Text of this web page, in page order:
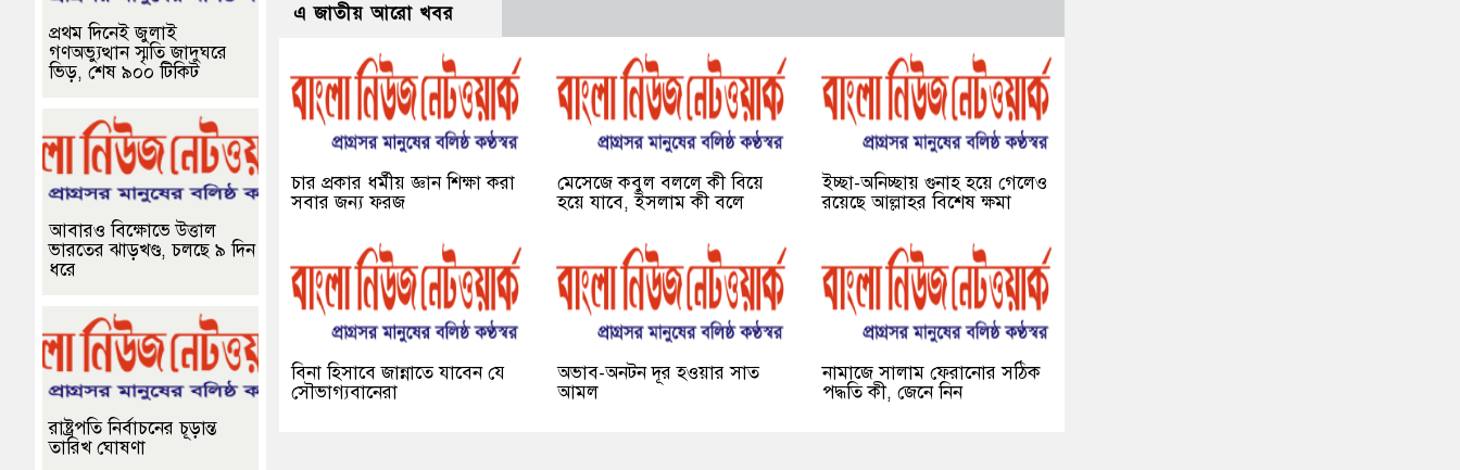
এ জাতীয় আরো খবর
চার প্রকার ধর্মীয় জ্ঞান শিক্ষা করা
সবার জন্য ফরজ
মেসেজে কবুল বললে কী বিয়ে
হয়ে যাবে, ইসলাম কী বলে
ইচ্ছা-অনিচ্ছায় গুনাহ হয়ে গেলেও
রয়েছে আল্লাহর বিশেষ ক্ষমা
বিনা হিসাবে জান্নাতে যাবেন যে
সৌভাগ্যবানেরা
অভাব-অনটন দূর হওয়ার সাত
আমল
নামাজে সালাম ফেরানোর সঠিক
পদ্ধতি কী, জেনে নিন
প্রথম দিনেই জুলাই
গণঅভ্যুত্থান স্মৃতি জাদুঘরে
ভিড়, শেষ ৯০০ টিকিট
আবারও বিক্ষোভে উত্তাল
ভারতের ঝাড়খণ্ড, চলছে ৯ দিন
ধরে
রাষ্ট্রপতি নির্বাচনের চূড়ান্ত
তারিখ ঘোষণা